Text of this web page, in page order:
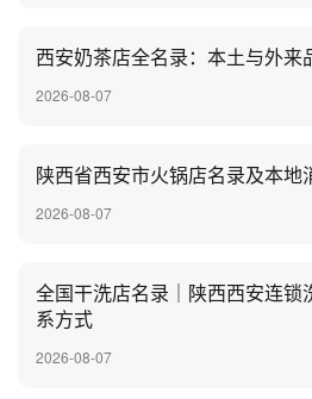
西安奶茶店全名录：本土与外来
2026-08-07
陕西省西安市火锅店名录及本地
2026-08-07
全国干洗店名录｜陕西西安连锁
系方式
2026-08-07